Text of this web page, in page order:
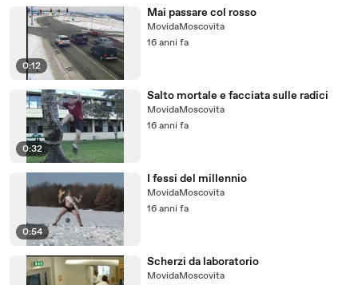
0:12
Mai passare col rosso
MovidaMoscovita
16 anni fa
0:32
Salto mortale e facciata sulle radici
MovidaMoscovita
16 anni fa
0:54
I fessi del millennio
MovidaMoscovita
16 anni fa
Scherzi da laboratorio
MovidaMoscovita